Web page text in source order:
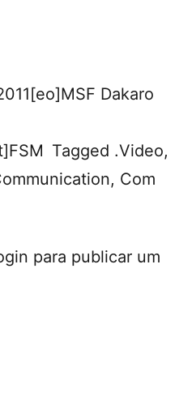
Dakaro
Tagged .Video,
, Com
para publicar um